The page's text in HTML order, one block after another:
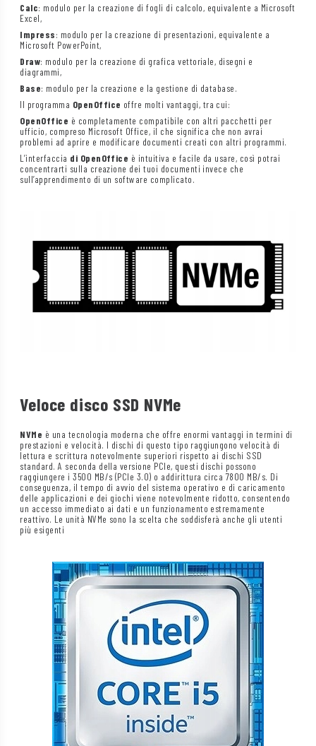
Calc: modulo per la creazione di fogli di calcolo, equivalente a Microsoft
Excel,
Impress: modulo per la creazione di presentazioni, equivalente a
Microsoft PowerPoint,
Draw: modulo per la creazione di grafica vettoriale, disegni e
diagrammi,
Base: modulo per la creazione e la gestione di database.
Il programma OpenOffice offre molti vantaggi, tra cui:
OpenOffice è completamente compatibile con altri pacchetti per
ufficio, compreso Microsoft Office, il che significa che non avrai
problemi ad aprire e modificare documenti creati con altri programmi.
L’interfaccia di OpenOffice è intuitiva e facile da usare, così potrai
concentrarti sulla creazione dei tuoi documenti invece che
sull’apprendimento di un software complicato.
Veloce disco SSD NVMe
NVMe è una tecnologia moderna che offre enormi vantaggi in termini di
prestazioni e velocità. I dischi di questo tipo raggiungono velocità di
lettura e scrittura notevolmente superiori rispetto ai dischi SSD
standard. A seconda della versione PCIe, questi dischi possono
raggiungere i 3500 MB/s (PCIe 3.0) o addirittura circa 7800 MB/s. Di
conseguenza, il tempo di avvio del sistema operativo e di caricamento
delle applicazioni e dei giochi viene notevolmente ridotto, consentendo
un accesso immediato ai dati e un funzionamento estremamente
reattivo. Le unità NVMe sono la scelta che soddisferà anche gli utenti
più esigenti